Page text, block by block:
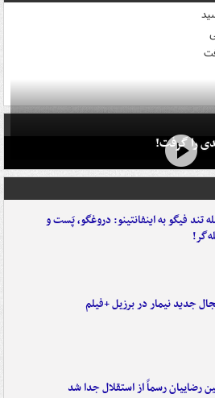
را گرفت!
تند فیگو به اینفانتینو: دروغگو، پَست‌ و
جدید نیمار در برزیل +فیلم
رضاییان رسماً از استقلال جدا شد